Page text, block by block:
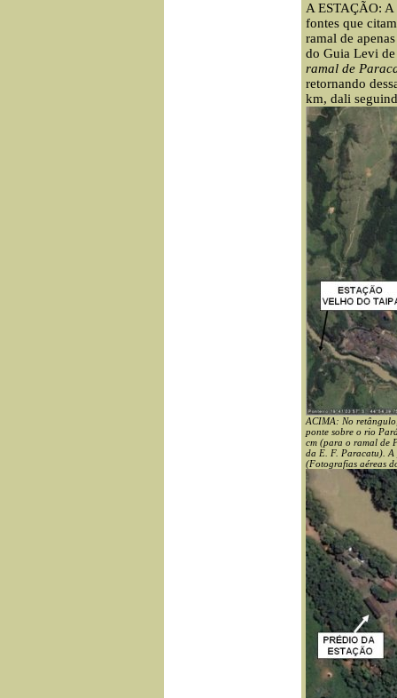
A ESTAÇÃO:
fontes que
ramal de
do Guia Levi
ramal de
retornando
km, dali
ACIMA: No
ponte sobre o rio
cm (para o ramal de
da E. F. Paracatu). A
(Fotografias aéreas